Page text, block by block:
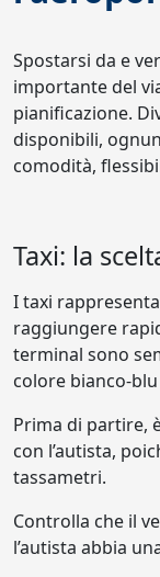
Spostarsi da e
importante del
pianificazione.
disponibili,
comodità,
Taxi: la
I taxi
raggiungere
terminal sono
colore bianco-blu
Prima di partire,
con l’autista,
tassametri.
Controlla che il
l’autista abbia